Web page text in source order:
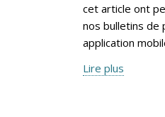
cet article ont
nos bulletins de
application
Lire plus